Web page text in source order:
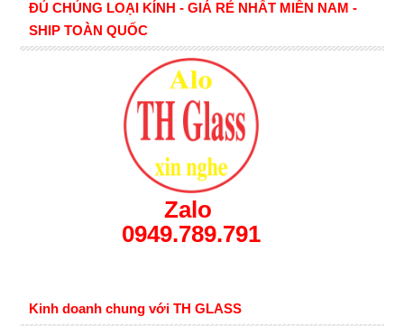
ĐỦ CHỦNG LOẠI KÍNH - GIÁ RẺ NHẤT MIỀN NAM -
SHIP TOÀN QUỐC
Zalo
0949.789.791
Kinh doanh chung với TH GLASS